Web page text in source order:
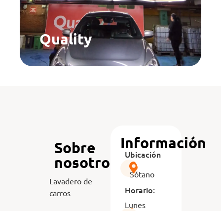
Quality
Sobre
nosotros
Lavadero de
carros
Información
Ubicación
Sótano
Horario:
Lunes